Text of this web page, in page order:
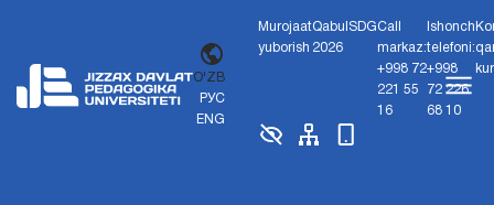
O'ZB
РУС
ENG
Murojaat
yuborish
Qabul
2026
SDGCall
markaz:
+998 72
221 55
16
Ishonch
telefoni:
+998
72 226
68 10